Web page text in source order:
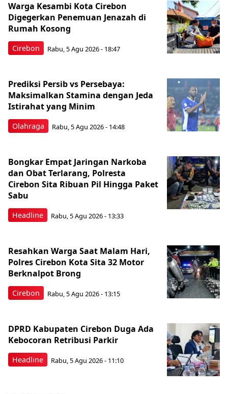
Cirebon
Warga Kesambi Kota Cirebon
Digegerkan Penemuan Jenazah di
Rumah Kosong
Rabu, 5 Agu 2026 - 18:47
Olahraga
Prediksi Persib vs Persebaya:
Maksimalkan Stamina dengan Jeda
Istirahat yang Minim
Rabu, 5 Agu 2026 - 14:48
Headline
Bongkar Empat Jaringan Narkoba
dan Obat Terlarang, Polresta
Cirebon Sita Ribuan Pil Hingga Paket
Sabu
Rabu, 5 Agu 2026 - 13:33
Cirebon
Resahkan Warga Saat Malam Hari,
Polres Cirebon Kota Sita 32 Motor
Berknalpot Brong
Rabu, 5 Agu 2026 - 13:15
Headline
DPRD Kabupaten Cirebon Duga Ada
Kebocoran Retribusi Parkir
Rabu, 5 Agu 2026 - 11:10